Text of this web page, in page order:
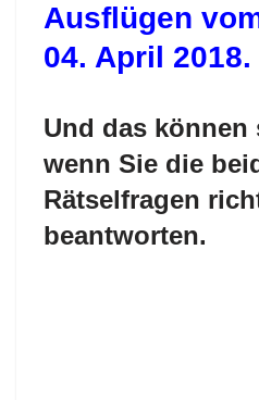
Ausflügen
04. April 2018.
Und das können
wenn Sie die
Rätselfragen
beantworten.